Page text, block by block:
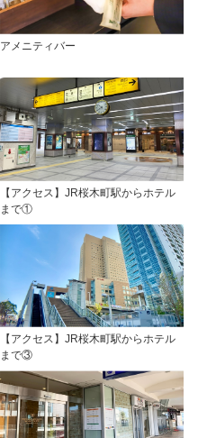
アメニティバー
【アクセス】JR桜木町駅からホテル
まで①
【アクセス】JR桜木町駅からホテル
まで③